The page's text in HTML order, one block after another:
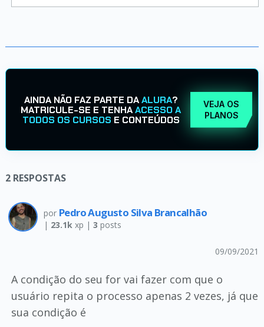
AINDA NÃO FAZ PARTE DAALURA?
MATRICULE-SE E TENHAACESSO A
TODOS OS CURSOS E CONTEÚDOS
VEJA OS
PLANOS
2 RESPOSTAS
por Pedro Augusto Silva Brancalhão
| 23.1kxp | 3 posts
09/09/2021
A condição do seu for vai fazer com que o
usuário repita o processo apenas 2 vezes, já que
sua condição é